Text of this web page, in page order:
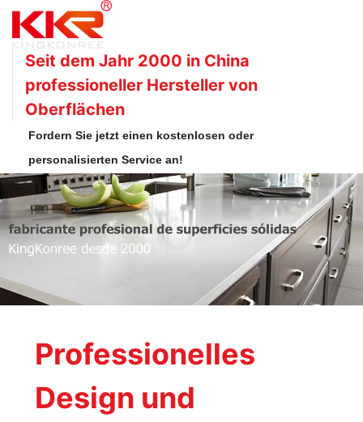
Seit dem Jahr 2000 in China
professioneller Hersteller von
Oberflächen
Fordern Sie jetzt einen kostenlosen oder
personalisierten Service an!
Professionelles
Design und